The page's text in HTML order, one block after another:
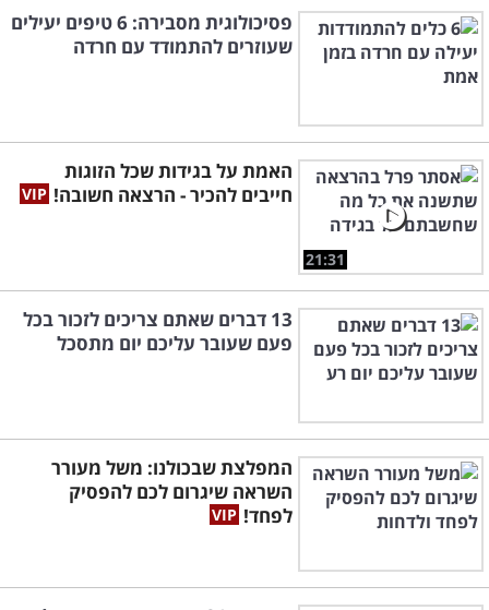
פסיכולוגית מסבירה: 6 טיפים יעילים
שעוזרים להתמודד עם חרדה
21:31
האמת על בגידות שכל הזוגות
חייבים להכיר - הרצאה חשובה!
13 דברים שאתם צריכים לזכור בכל
פעם שעובר עליכם יום מתסכל
המפלצת שבכולנו: משל מעורר
השראה שיגרום לכם להפסיק
לפחד!